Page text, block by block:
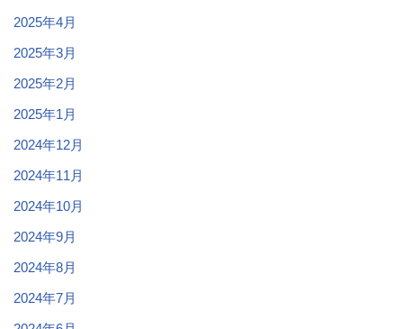
2025年4月
2025年3月
2025年2月
2025年1月
2024年12月
2024年11月
2024年10月
2024年9月
2024年8月
2024年7月